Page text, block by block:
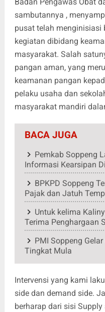
sambutannya ,
pusat telah menginisiasi
kegiatan dibidang
masyarakat. Salah
pangan aman, yang
keamanan pangan
pelaku usaha dan
masyarakat mandiri
BACA JUGA
Pemkab Soppeng
Informasi Kearsipan
BPKPD Soppeng
Pajak dan Jatuh
Untuk kelima
Terima Penghargaan
PMI Soppeng
Tingkat Mula
Intervensi yang kami
side dan demand side.
berharap dari sisi